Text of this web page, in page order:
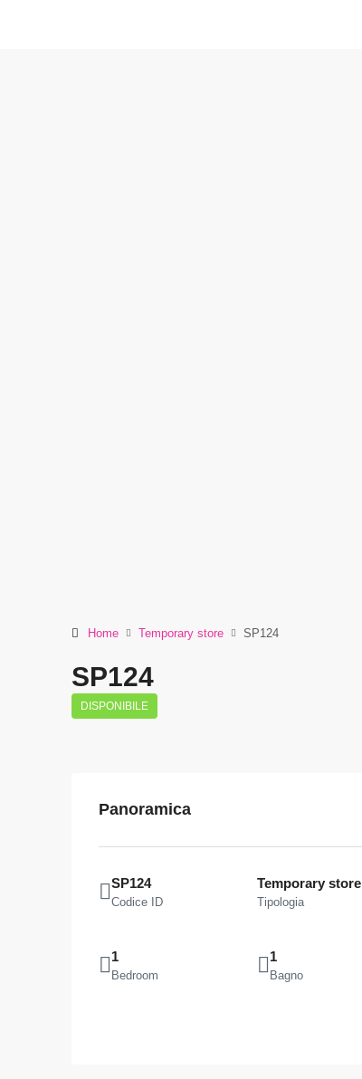
Home Temporary store SP124
SP124
DISPONIBILE
Panoramica
SP124
Codice ID
Temporary store
Tipologia
1
Bedroom
1
Bagno